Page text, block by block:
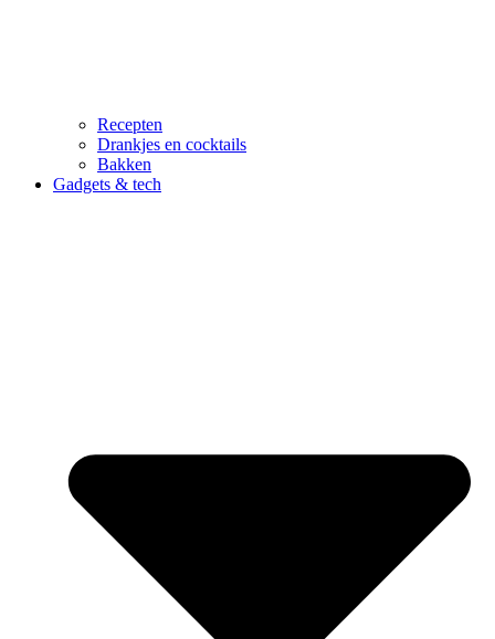
Recepten
Drankjes en cocktails
Bakken
Gadgets & tech